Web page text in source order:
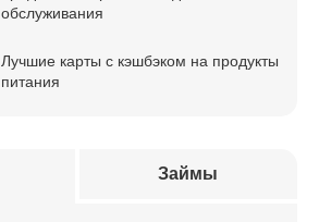
обслуживания
Лучшие карты с кэшбэком на продукты
питания
Займы